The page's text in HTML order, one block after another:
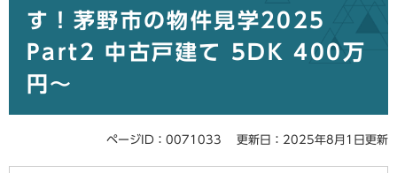
す！茅野市の物件見学2025
Part2 中古戸建て 5DK 400万
円〜
ページID：0071033 更新日：2025年8月1日更新